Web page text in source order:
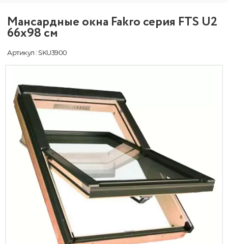
Мансардные окна Fakro серия FTS U2
66х98 см
Артикул : SKU3900